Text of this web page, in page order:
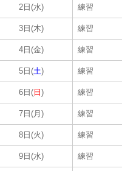
2日(水) 練習
3日(木) 練習
4日(金) 練習
5日(土) 練習
6日( 日) 練習
7日(月) 練習
8日(火) 練習
9日(水) 練習